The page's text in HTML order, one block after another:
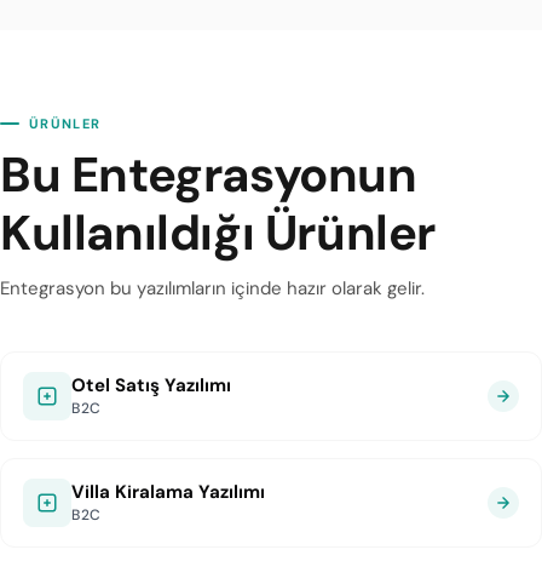
ÜRÜNLER
Bu Entegrasyonun
Kullanıldığı Ürünler
Entegrasyon bu yazılımların içinde hazır olarak gelir.
Otel Satış Yazılımı
B2C
Villa Kiralama Yazılımı
B2C